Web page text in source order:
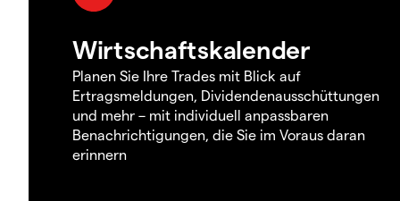
Wirtschaftskalender
Planen Sie Ihre Trades mit Blick auf
Ertragsmeldungen, Dividendenausschüttungen
und mehr – mit individuell anpassbaren
Benachrichtigungen, die Sie im Voraus daran
erinnern